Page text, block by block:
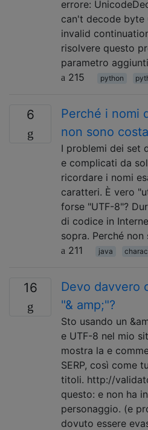
errore:
can't decode
invalid
risolvere questo
parametro
215
python
6
Perché i nomi
non sono
I problemi dei set
e complicati da
ricordare i nomi
caratteri. È vero
forse "UTF-8"?
di codice in
sopra. Perché
211
java
16
Devo davvero
"& amp;"?
Sto usando un
e UTF-8 nel mio
mostra la e
SERP, così come
titoli. http://
questo: e non ha
personaggio. (e
dovuto essere